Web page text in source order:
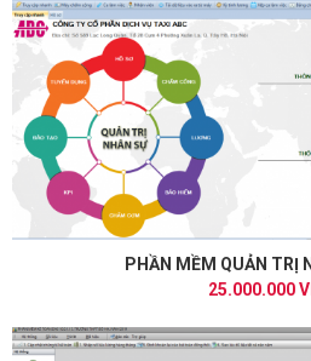
PHẦN MỀM QUẢN TRỊ
25.000.000